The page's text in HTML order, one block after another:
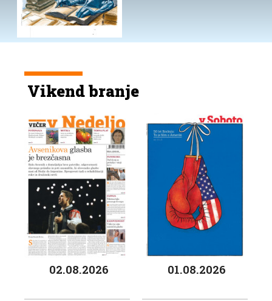
Vikend branje
02.08.2026 01.08.2026